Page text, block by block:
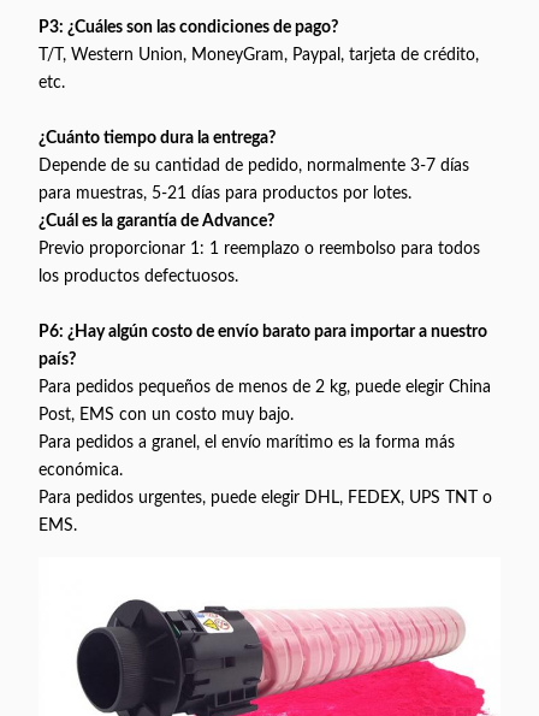
Envase
Bolsa de
aire, bolsa
Envase
neutro, caja
Tiempo de
entrega
Pedido de
muestra: 3-
5 días
hábiles
Pedido por
contenedor:
hábiles
Garantización 12 meses
P3: ¿Cuáles son las condiciones de pago?
T/T, Western Union, MoneyGram, Paypal, tarjeta de crédito,
etc.
¿Cuánto tiempo dura la entrega?
Depende de su cantidad de pedido, normalmente 3-7 días
para muestras, 5-21 días para productos por lotes.
¿Cuál es la garantía de Advance?
Previo proporcionar 1: 1 reemplazo o reembolso para todos
los productos defectuosos.
P6: ¿Hay algún costo de envío barato para importar a nuestro
país?
Para pedidos pequeños de menos de 2 kg, puede elegir China
Post, EMS con un costo muy bajo.
Para pedidos a granel, el envío marítimo es la forma más
económica.
Para pedidos urgentes, puede elegir DHL, FEDEX, UPS TNT o
EMS.